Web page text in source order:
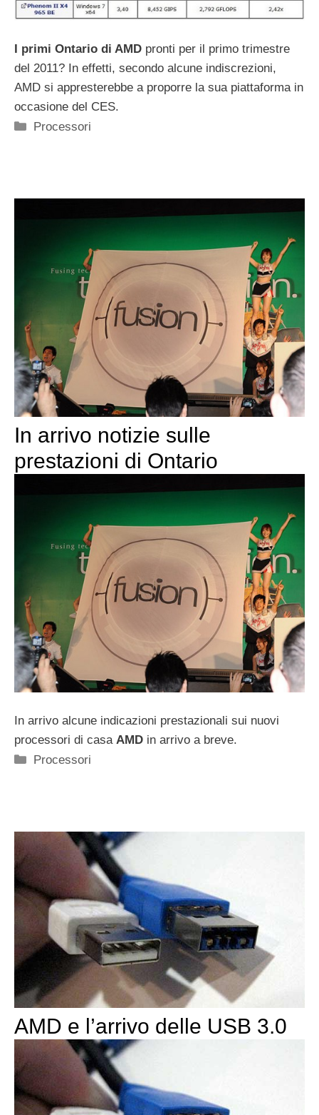
I primi Ontario di AMD pronti per il primo trimestre
del 2011? In effetti, secondo alcune indiscrezioni,
AMD si appresterebbe a proporre la sua piattaforma in
occasione del CES.
Categorie
Processori
In arrivo notizie sulle
prestazioni di Ontario
In arrivo alcune indicazioni prestazionali sui nuovi
processori di casa AMD in arrivo a breve.
Categorie
Processori
AMD e l’arrivo delle USB 3.0